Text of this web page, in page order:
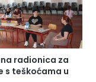
radionica za
s teškoćama u